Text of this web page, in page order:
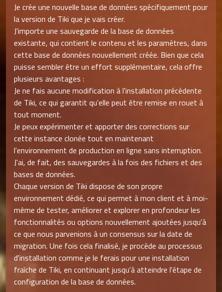
Je crée une nouvelle base de données spécifiquement pour
la version de Tiki que je vais créer.
J'importe une sauvegarde de la base de données
existante, qui contient le contenu et les paramètres, dans
cette base de données nouvellement créée. Bien que cela
puisse sembler être un effort supplémentaire, cela offre
plusieurs avantages :
Je ne fais aucune modification à l'installation précédente
de Tiki, ce qui garantit qu'elle peut être remise en rouet à
tout moment.
Je peux expérimenter et apporter des corrections sur
cette instance clonée tout en maintenant
l'environnement de production en ligne sans interruption.
J'ai, de fait, des sauvegardes à la fois des fichiers et des
bases de données.
Chaque version de Tiki dispose de son propre
environnement dédié, ce qui permet à mon client et à moi-
même de tester, améliorer et explorer en profondeur les
fonctionnalités ou options nouvellement ajoutées jusqu'à
ce que nous parvenions à un consensus sur la date de
migration. Une fois cela finalisé, je procède au processus
d'installation comme je le ferais pour une installation
fraîche de Tiki, en continuant jusqu'à atteindre l'étape de
configuration de la base de données.